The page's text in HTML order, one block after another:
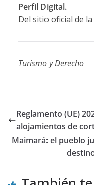
Perfil Digital.
Del sitio oficial de
Turismo y Derecho
Reglamento (UE)
alojamientos de
Maimará: el pueblo